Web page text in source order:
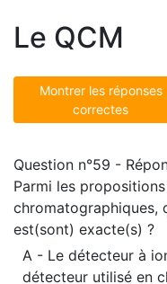
Le QCM
Montrer les réponses
correctes
Question n°59 -
Parmi les
chromatographiques,
est(sont) exacte(s) ?
A - Le détecteur à
détecteur utilisé en